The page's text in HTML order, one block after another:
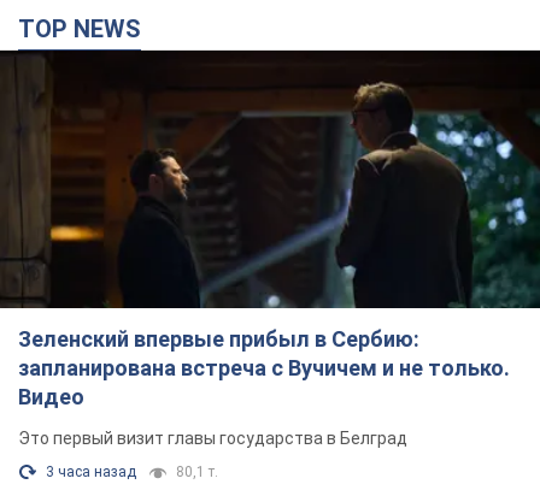
TOP NEWS
Зеленский впервые прибыл в Сербию:
запланирована встреча с Вучичем и не только.
Видео
Это первый визит главы государства в Белград
3 часа назад 80,1 т.